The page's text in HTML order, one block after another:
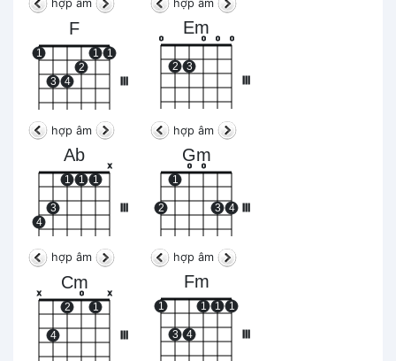
hợp âm hợp âm
F
III
1
3 4
2
1 1
hợp âm
Em
o
2 3
o o o
hợp âm
Ab
III
4
3
1 1 1
x
hợp âm
Gm
2
1
o o
3 4
hợp âm
Cm
III
x
4
2
o
1
x
Fm
1
3 4
1 1 1